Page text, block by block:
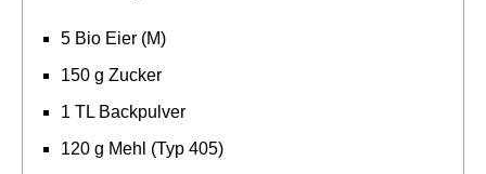
5 Bio Eier (M)
150 g Zucker
1 TL Backpulver
120 g Mehl (Typ 405)